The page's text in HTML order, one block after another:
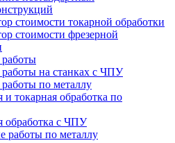
стоимости токарной обработки
стоимости фрезерной
на станках с ЧПУ
по металлу
и токарная обработка по
обработка с ЧПУ
работы по металлу